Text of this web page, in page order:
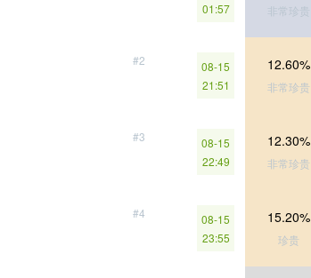
01:57
非常珍贵
#2
08-15
21:51
12.60%
非常珍贵
#3
08-15
22:49
12.30%
非常珍贵
#4
08-15
23:55
15.20%
珍贵